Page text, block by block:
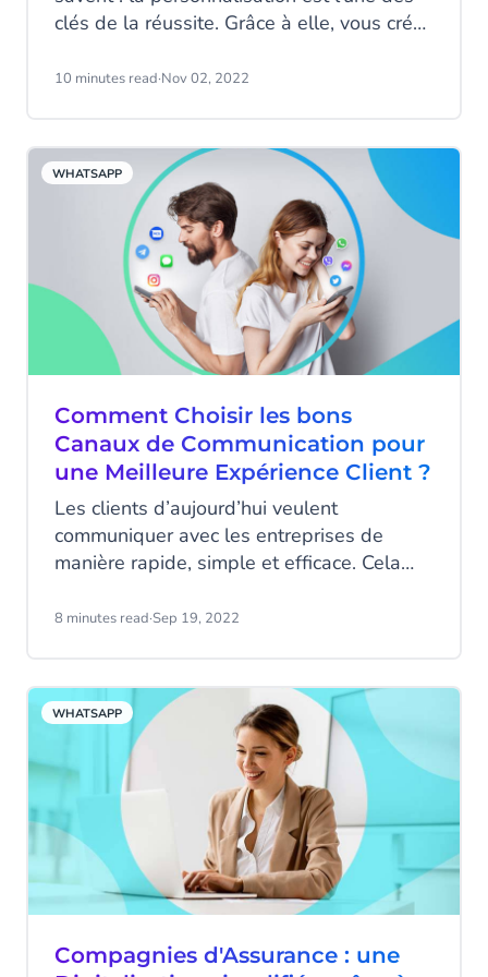
clés de la réussite. Grâce à elle, vous créez
leur envoyez des messages pertinents et
personnalisation peut aller pour être
encore plus efficace.
10 minutes read·Nov 02, 2022
WHATSAPP
Comment Choisir les bons
Canaux de Communication pour
une Meilleure Expérience Client ?
Les clients d’aujourd’hui veulent
communiquer avec les entreprises de
manière rapide, simple et efficace. Cela
dès que vos clients ont besoin de vous, et
la qualité de l’expérience client. Mais face
à tant de canaux de messaging, comment
8 minutes read·Sep 19, 2022
WHATSAPP
Compagnies d'Assurance : une